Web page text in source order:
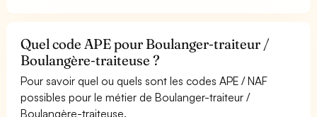
Quel code APE pour Boulanger-traiteur /
Boulangère-traiteuse ?
Pour savoir quel ou quels sont les codes APE / NAF
possibles pour le métier de Boulanger-traiteur /
Boulangère-traiteuse.